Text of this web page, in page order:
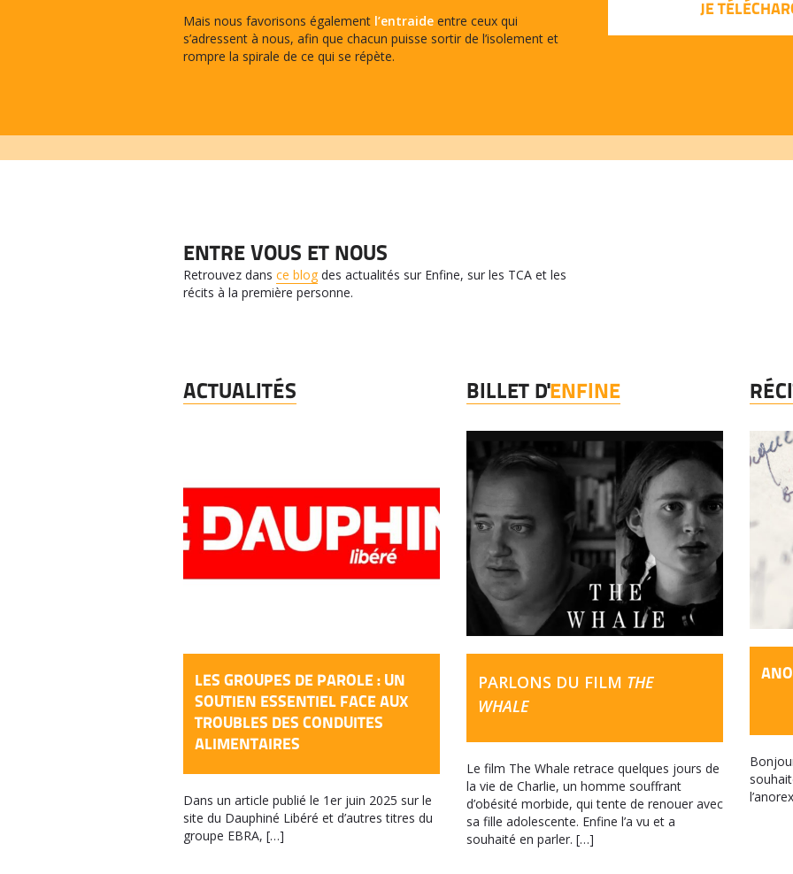
Mais nous favorisons également l’entraide entre ceux qui
s’adressent à nous, afin que chacun puisse sortir de l’isolement et
rompre la spirale de ce qui se répète.
JE
ENTRE VOUS ET NOUS
Retrouvez dans ce blog des actualités sur Enfine, sur les TCA et les
récits à la première personne.
ACTUALITÉS
LES GROUPES DE PAROLE : UN
SOUTIEN ESSENTIEL FACE AUX
TROUBLES DES CONDUITES
ALIMENTAIRES
Dans un article publié le 1er juin 2025 sur le
site du Dauphiné Libéré et d’autres titres du
groupe EBRA, […]
BILLET D'ENFINE
PARLONS DU FILM THE
WHALE
Le film The Whale retrace quelques jours de
la vie de Charlie, un homme souffrant
d’obésité morbide, qui tente de renouer avec
sa fille adolescente. Enfine l’a vu et a
souhaité en parler. […]